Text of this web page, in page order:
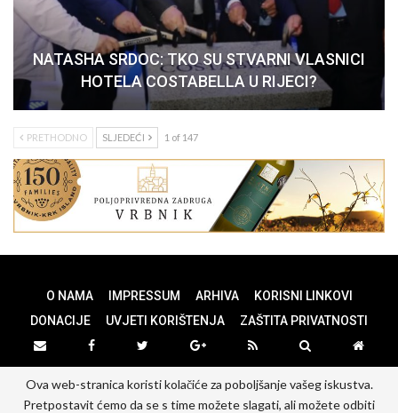
NATASHA SRDOC: TKO SU STVARNI VLASNICI
HOTELA COSTABELLA U RIJECI?
PRETHODNO SLJEDEĆI 1 of 147
O NAMA IMPRESSUM ARHIVA
KORISNI LINKOVI
DONACIJE
UVJETI KORIŠTENJA ZAŠTITA PRIVATNOSTI
© 2026 - PANOPTICUM. All Rights Reserved.
Ova web-stranica koristi kolačiće za poboljšanje vašeg iskustva.
Pretpostavit ćemo da se s time možete slagati, ali možete odbiti